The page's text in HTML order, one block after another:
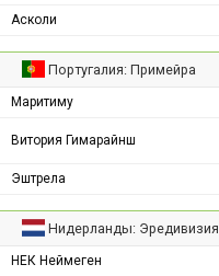
Асколи
Португалия: Примейра
Маритиму
Витория Гимарайнш
Эштрела
Нидерланды: Эредивизия
НЕК Неймеген